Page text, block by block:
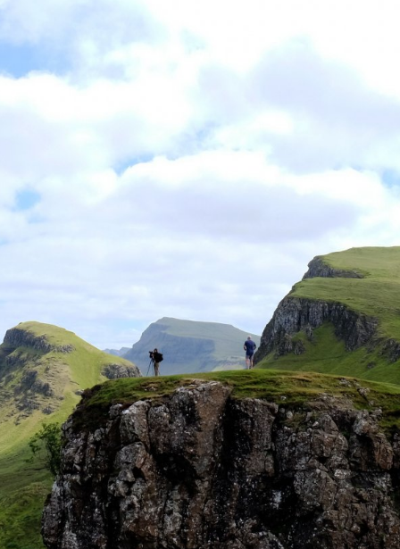
MARKENBÜRO
REFERENZEN
LEISTUNGEN UND PREISE
KONTAKT
IMPRESSUM DATENSCHUTZ